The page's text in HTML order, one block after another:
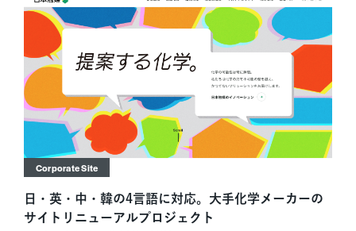
Corporate Site
日・英・中・韓の4言語に対応。大手化学メーカーの
サイトリニューアルプロジェクト